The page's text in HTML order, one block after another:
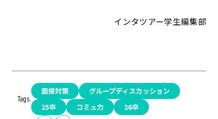
インタツアー学生編集部
Tags.
面接対策
グループディスカッション
25卒
コミュ力 26卒